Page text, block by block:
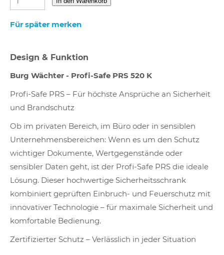
Für später merken
Design & Funktion
Burg Wächter - Profi-Safe PRS 520 K
Profi-Safe PRS – Für höchste Ansprüche an Sicherheit
und Brandschutz
Ob im privaten Bereich, im Büro oder in sensiblen
Unternehmensbereichen: Wenn es um den Schutz
wichtiger Dokumente, Wertgegenstände oder
sensibler Daten geht, ist der Profi-Safe PRS die ideale
Lösung. Dieser hochwertige Sicherheitsschrank
kombiniert geprüften Einbruch- und Feuerschutz mit
innovativer Technologie – für maximale Sicherheit und
komfortable Bedienung.
Zertifizierter Schutz – Verlässlich in jeder Situation